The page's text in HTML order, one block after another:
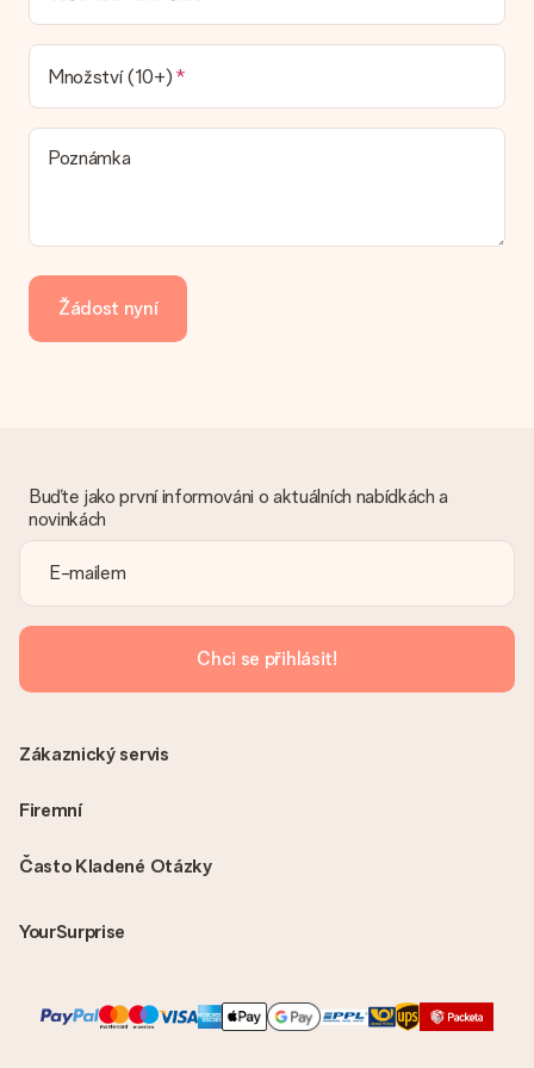
Jaké možnosti doručení si mohu vybrat?
V současné době není možné zvolit možnost doručení. Dárek,
který chcete objednat, je buď odeslán jako balíček nebo jako
doručování poštovní schránky. Chcete vědět, na kterou
možnost spadá vaše objednávka? Kontaktujte prosím náš
zákaznický servis.
Jak mohu zaplatit objednávku?
kartu, fakturu přes Klarna nebo ruční převod. V případě ručního
převodu platby prosím vezměte v úvahu dodací lhůtu 3 dny
navíc.
vhodné řešení.
Je faktura odeslána spolu s objednávkou?
vždy v potvrzovacím e-mailu a vždy ji najdete ve svém účtu
MySurprise. To znamená, že můžete dar doručit přímo
příjemci, což je opravdovým překvapením!
Množství (10+)
Poznámka
Žádost nyní
Buďte jako první informováni o aktuálních nabídkách a
novinkách
Chci se přihlásit!
Často Kladené Otázky
YourSurprise
Zákaznický servis
Firemní